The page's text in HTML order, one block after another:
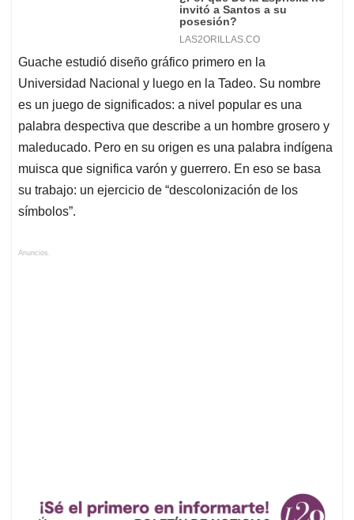
Guache estudió diseño gráfico primero en la
Universidad Nacional y luego en la Tadeo. Su nombre
es un juego de significados: a nivel popular es una
palabra despectiva que describe a un hombre grosero y
maleducado. Pero en su origen es una palabra indígena
muisca que significa varón y guerrero. En eso se basa
su trabajo: un ejercicio de “descolonización de los
símbolos”.
Anuncios.